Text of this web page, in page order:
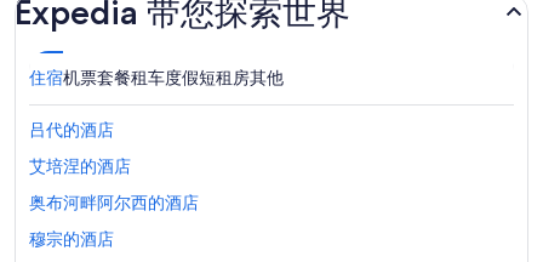
Expedia 带您探索世界
住宿机票套餐租车度假短租房其他
吕代的酒店
艾培涅的酒店
奥布河畔阿尔西的酒店
穆宗的酒店